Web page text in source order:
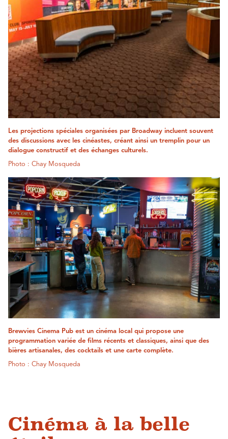
Les projections spéciales organisées par Broadway incluent souvent
des discussions avec les cinéastes, créant ainsi un tremplin pour un
dialogue constructif et des échanges culturels.
Photo : Chay Mosqueda
Brewvies Cinema Pub est un cinéma local qui propose une
programmation variée de films récents et classiques, ainsi que des
bières artisanales, des cocktails et une carte complète.
Photo : Chay Mosqueda
Cinéma à la belle